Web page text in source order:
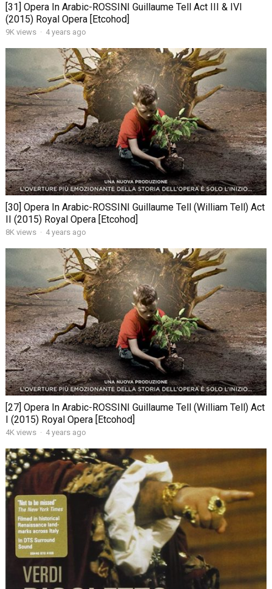
[31] Opera In Arabic-ROSSINI Guillaume Tell Act III & IVI
(2015) Royal Opera [Etcohod]
9K views · 4 years ago
[30] Opera In Arabic-ROSSINI Guillaume Tell (William Tell) Act
II (2015) Royal Opera [Etcohod]
8K views · 4 years ago
[27] Opera In Arabic-ROSSINI Guillaume Tell (William Tell) Act
I (2015) Royal Opera [Etcohod]
4K views · 4 years ago